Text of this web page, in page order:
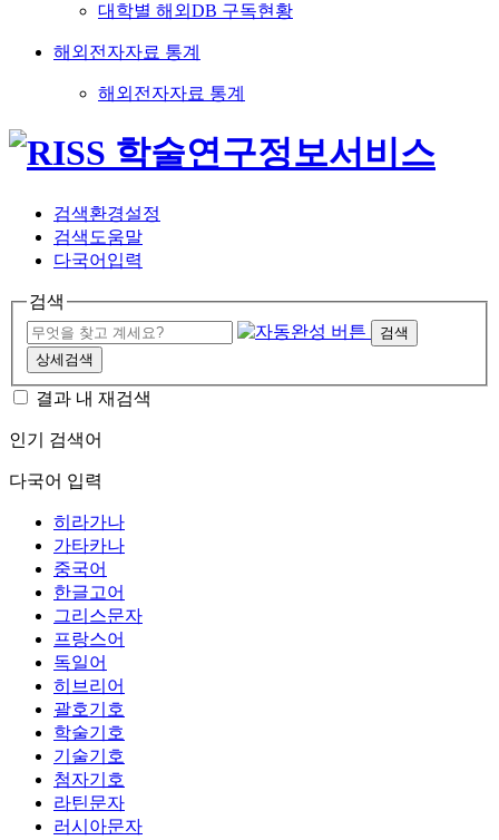
대학별 해외DB 구독현황
해외전자자료 통계
해외전자자료 통계
검색환경설정
검색도움말
다국어입력
검색
검색
상세검색
결과 내 재검색
인기 검색어
다국어 입력
히라가나
가타카나
중국어
한글고어
그리스문자
프랑스어
독일어
히브리어
괄호기호
학술기호
기술기호
첨자기호
라틴문자
러시아문자